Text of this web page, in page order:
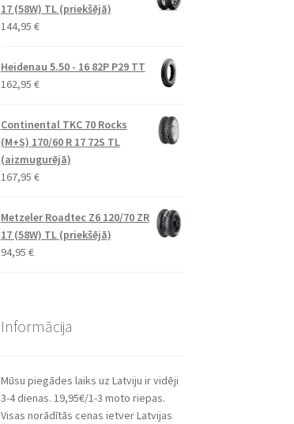
17 (58W) TL (priekšējā)
144,95 €
Heidenau 5.50 - 16 82P P29 TT
162,95 €
Continental TKC 70 Rocks
(M+S) 170/60 R 17 72S TL
(aizmugurējā)
167,95 €
Metzeler Roadtec Z6 120/70 ZR
17 (58W) TL (priekšējā)
94,95 €
Informācija
Mūsu piegādes laiks uz Latviju ir vidēji
3-4 dienas. 19,95€/1-3 moto riepas.
Visas norādītās cenas ietver Latvijas